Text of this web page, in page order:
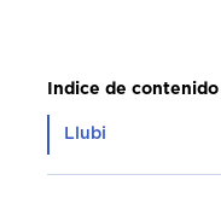
Indice de contenido
Llubi